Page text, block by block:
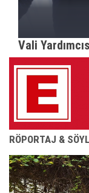
Vali
RÖPORTAJ &